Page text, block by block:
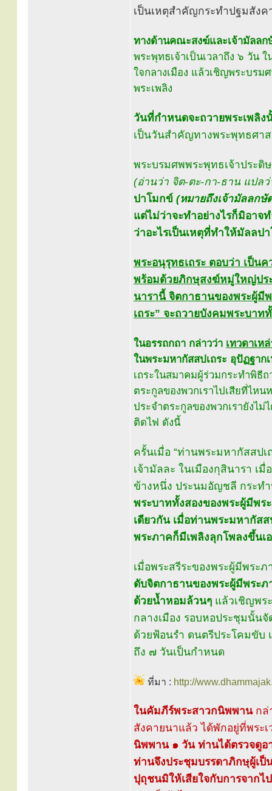
เป็นเหตุสำคัญกระทำปฐมสังค
ทางด้านคณะสงฆ์และเจ้ามัลลก
พระพุทธเจ้าเป็นเวลาถึง ๖ วัน
ใจกลางเมือง แล้วเชิญพระบรม
พระเพลิง
วันที่กำหนดจะถวายพระเพลิ
เป็นวันสำคัญทางพระพุทธศา
พระบรมศพพระพุทธเจ้าประ
(อ่านว่า จิต-ตะ-กา-ธาน แปล
ปาโมกข์ (หมายถึงเจ้ามัลลกษั
แต่ไม่ว่าจะทำอย่างไรก็มิอาจ
ว่าอะไรเป็นเหตุที่ทำให้มัลล
พระอนุรุทธเถระ ตอบว่า เป็น
พร้อมด้วยภิกษุสงฆ์หมู่ใหญ่ปร
นารานี้ จิตกาธานของพระผู้มี
เถระ” จะถวายบังคมพระบา
ในอรรถกถา กล่าวว่า เทวดาเห
ในพระมหากัสสปเถระ อุปัฏฐาก
เถระในสมาคมผู้ร่วมกระทำพิธี
ตระกูลของพวกเราไปเสียที่ไห
ประจำตระกูลของพวกเรายังไ
ติดไฟ ดังนี้
ครั้นเมื่อ “ท่านพระมหากัสสป
เจ้ามัลละ ในเมืองกุสินารา เ
ข้างหนึ่ง ประนมอัญชลี กระท
พระบาททั้งสองของพระผู้มีพร
เดียวกัน เมื่อท่านพระมหากัส
พระภาคก็มีเพลิงลุกโพลงขึ้นเ
เมื่อพระสรีระของพระผู้มีพระ
ดับจิตกาธานของพระผู้มีพระ
ด้วยน้ำหอมล้วนๆ แล้วเชิญพร
กลางเมือง รอบหอประชุมนั้น
ด้วยฟ้อนรำ ดนตรีประโคมขับ
ถึง ๗ วันเป็นกำหนด
ที่มา : http://
ในคัมภีร์พระสาวกนิพพานกล่
สังคายนาแล้ว ได้พักอยู่ที่พระ
นิพพาน ๑ วัน ท่านได้ตรวจดูอ
ท่านจึงประชุมบรรดาภิกษุผู้เ
ปุถุชนมิให้เสียใจกับการจาก